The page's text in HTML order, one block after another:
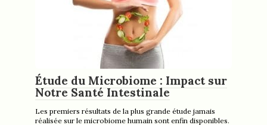
Étude du Microbiome : Impact sur
Notre Santé Intestinale
Les premiers résultats de la plus grande étude jamais
réalisée sur le microbiome humain sont enfin disponibles.